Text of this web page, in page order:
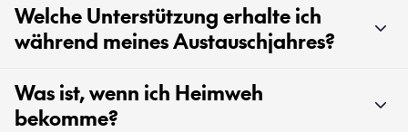
Welche Unterstützung erhalte ich
während meines Austauschjahres?
Was ist, wenn ich Heimweh
bekomme?